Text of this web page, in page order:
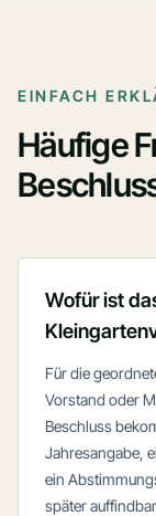
EINFACH
Häufige
Wofür ist
Für die
Vorstand oder
Beschluss
Jahresangabe,
ein
später